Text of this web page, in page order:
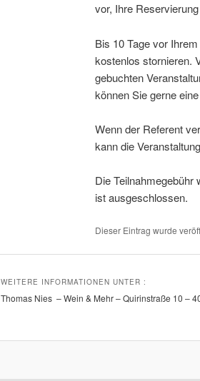
vor, Ihre
Bis 10 Tage vor
kostenlos stornieren.
gebuchten
können Sie gerne
Wenn der Referent
kann die
Die
ist ausgeschlossen.
Dieser Eintrag wurde
WEITERE INFORMATIONEN UNTER :
Thomas Nies – Wein & Mehr – Quirinstraße 10 –